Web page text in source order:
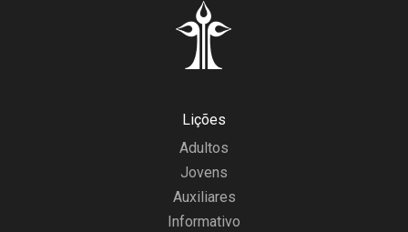
Lições
Adultos
Jovens
Auxiliares
Informativo